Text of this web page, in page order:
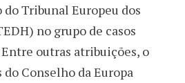
do Tribunal Europeu dos
no grupo de casos
outras atribuições, o
Conselho da Europa